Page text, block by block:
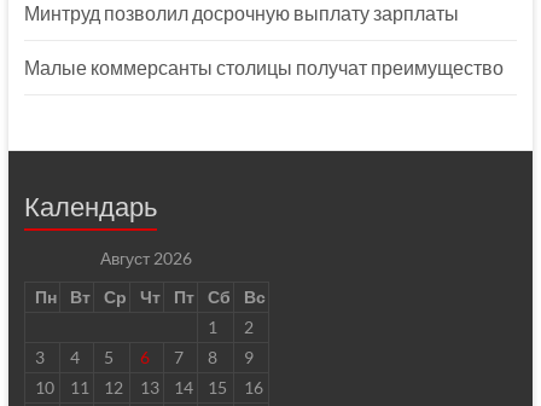
Минтруд позволил досрочную выплату зарплаты
Малые коммерсанты столицы получат преимущество
Календарь
Август 2026
Пн
Вт Ср Чт Пт Сб
Вс
1
2
3
4 5 6 7 8
9
10
11 12 13 14 15
16